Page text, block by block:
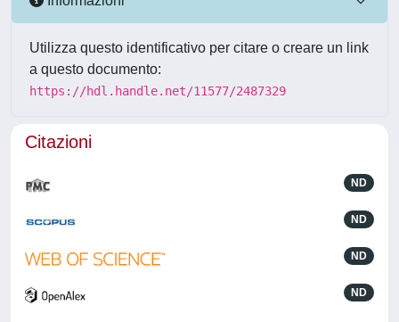
Utilizza questo identificativo per citare o creare un link
a questo documento:
https://hdl.handle.net/11577/2487329
Citazioni
ND
ND
ND
ND